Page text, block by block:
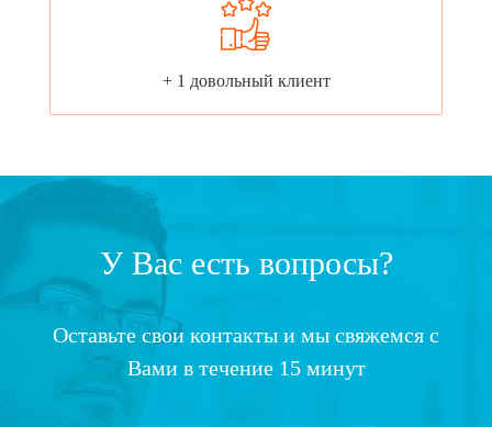
+ 1 довольный клиент
У Вас есть вопросы?
Оставьте свои контакты и мы свяжемся с
Вами в течение 15 минут